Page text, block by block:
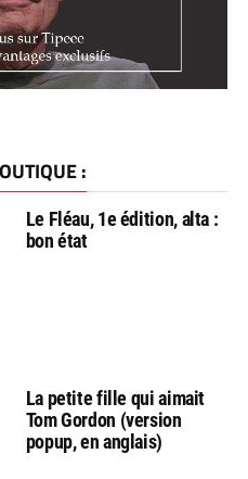
:
Le Fléau, 1e édition, alta :
bon état
La petite fille qui aimait
Tom Gordon (version
popup, en anglais)